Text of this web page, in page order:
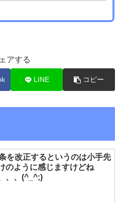
アする
LINE コピー
を改正するというのは小手先
のように感じますけどね
、、(^_^;)